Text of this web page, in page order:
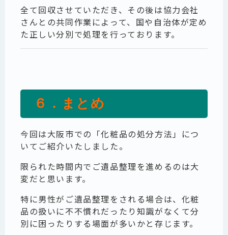
全て回収させていただき、その後は協力会社
さんとの共同作業によって、国や自治体が定め
た正しい分別で処理を行っております。
６．まとめ
今回は大阪市での「化粧品の処分方法」につ
いてご紹介いたしました。
限られた時間内でご遺品整理を進めるのは大
変だと思います。
特に男性がご遺品整理をされる場合は、化粧
品の扱いに不不慣れだったり知識がなくて分
別に困ったりする場面が多いかと存じます。